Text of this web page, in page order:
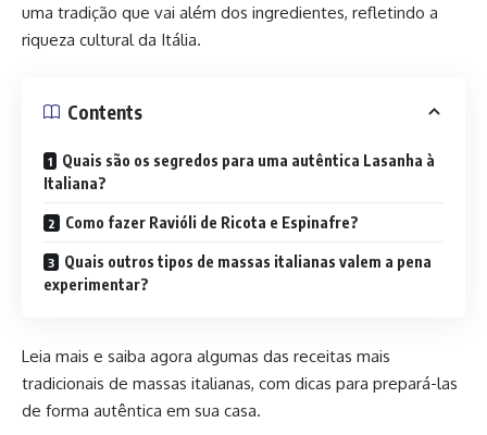
uma tradição que vai além dos ingredientes, refletindo a
riqueza cultural da Itália.
Contents
Quais são os segredos para uma autêntica Lasanha à
Italiana?
Como fazer Ravióli de Ricota e Espinafre?
Quais outros tipos de massas italianas valem a pena
experimentar?
Leia mais e saiba agora algumas das receitas mais
tradicionais de massas italianas, com dicas para prepará-las
de forma autêntica em sua casa.